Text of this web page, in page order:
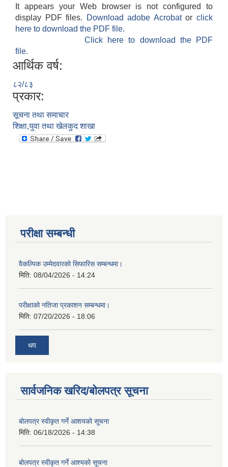
It appears your Web browser is not configured to
display PDF files.
Download adobe Acrobatorclick
here to download the PDF file.
Click here to download the PDF
file.
आर्थिक वर्ष:
८२/८३
प्रकार:
सूचना तथा समाचार
शिक्षा,युवा तथा खेलकुद शाखा
परीक्षा सम्बन्धी
वैकल्पिक उम्मेदवारको सिफारिस सम्बन्धमा।
मिति: 08/04/2026 - 14:24
परीक्षाको नतिजा प्रकाशन सम्बन्धमा।
मिति: 07/20/2026 - 18:06
थप
सार्वजनिक खरिद/बोलपत्र सूचना
बोलपत्र स्वीकृत गर्ने आशयको सूचना
मिति: 06/18/2026 - 14:38
बोलपत्र स्वीकृत गर्ने आश्यको सूचना